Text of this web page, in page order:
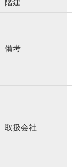
階建
備考
取扱会社